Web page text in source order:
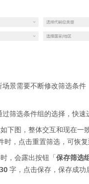
场景需要不断修改筛选条
筛选条件组的选择，快速
下图，整体交互和现在一
时，点击重置筛选，可恢复
，会露出按钮「保存筛选
30 字，点击保存，保存成功